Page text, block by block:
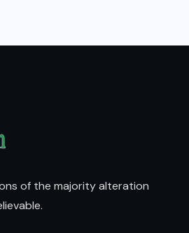
of the majority alteration